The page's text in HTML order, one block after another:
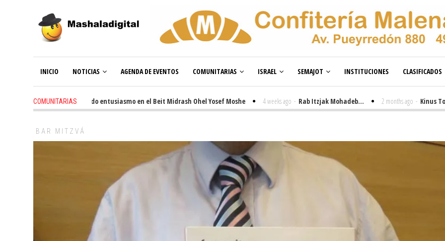
INICIO NOTICIAS AGENDA DE EVENTOS COMUNITARIAS ISRAEL SEMAJOT INSTITUCIONES CLASIFICADOS
COMUNITARIAS
3 weeks ago - Renovado entusiasmo en el Beit Midrash Ohel Yosef Moshe 4 weeks ago - Rab Itzjak Mohadeb... 2 months ago - Kinus Toire en
BAR MITZVÁ